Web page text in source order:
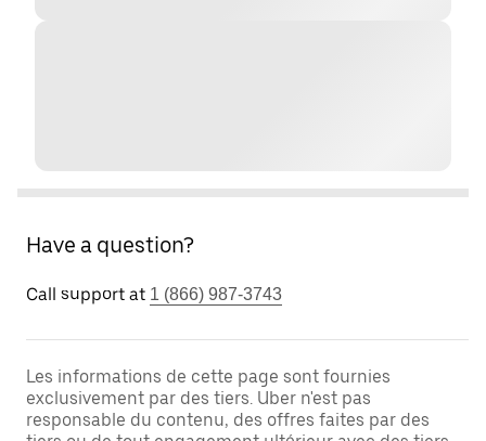
Have a question?
Call support at 1 (866) 987-3743
Les informations de cette page sont fournies
exclusivement par des tiers. Uber n'est pas
responsable du contenu, des offres faites par des